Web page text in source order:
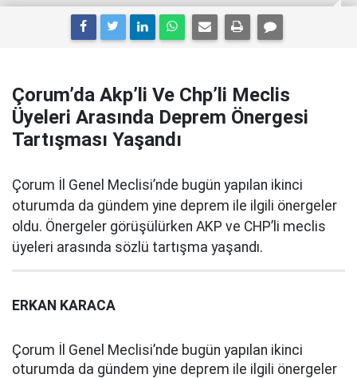
Çorum’da Akp’li Ve Chp’li Meclis
Üyeleri Arasında Deprem Önergesi
Tartışması Yaşandı
Çorum İl Genel Meclisi’nde bugün yapılan ikinci
oturumda da gündem yine deprem ile ilgili önergeler
oldu. Önergeler görüşülürken AKP ve CHP’li meclis
üyeleri arasında sözlü tartışma yaşandı.
ERKAN KARACA
Çorum İl Genel Meclisi’nde bugün yapılan ikinci
oturumda da gündem yine deprem ile ilgili önergeler